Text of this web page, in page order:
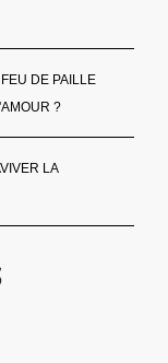
DE PAILLE
?
LA